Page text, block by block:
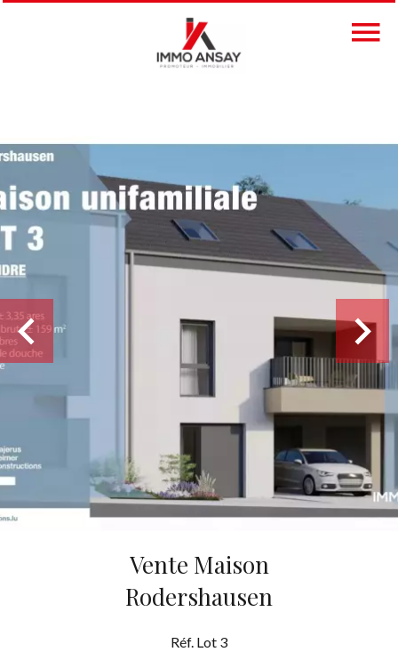
Vente Maison
Rodershausen
Réf. Lot 3